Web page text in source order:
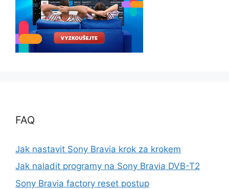
FAQ
Jak nastavit Sony Bravia krok za krokem
Jak naladit programy na Sony Bravia DVB-T2
Sony Bravia factory reset postup